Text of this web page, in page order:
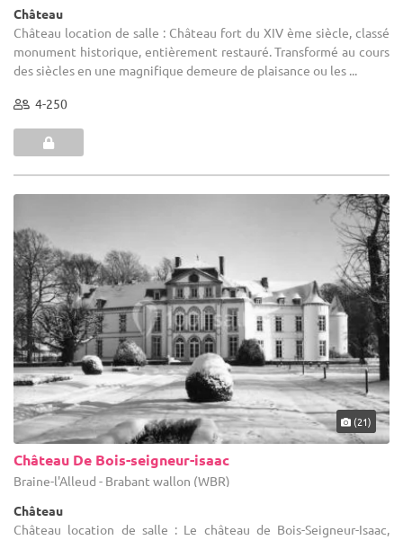
Château
Château location de salle : Château fort du XIV ème siècle, classé
monument historique, entièrement restauré. Transformé au cours
des siècles en une magnifique demeure de plaisance ou les ...
4-250
(21)
Château De Bois-seigneur-isaac
Braine-l'Alleud - Brabant wallon (WBR)
Château
Château location de salle : Le château de Bois-Seigneur-Isaac,